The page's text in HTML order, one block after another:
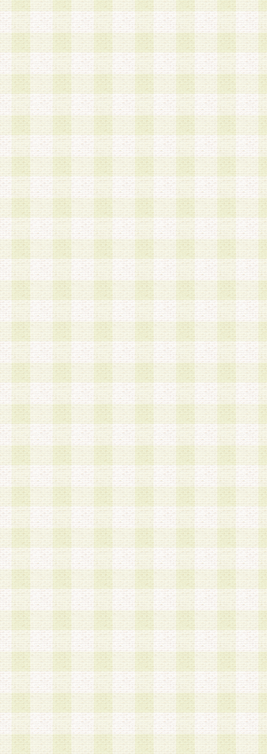
a.既に登録されている会員と同一のメールアドレ
録する場合
b.本サービスと同様のサービスを提供している企
業に従事していると思われる本人またはその家族
場合
c.その他当社が不適切と判断する場合
2.当社は、会員登録希望者を会員として承認する
した 場合、会員登録希望者による会員登録手続
による承認後の場合であっても、会員登録の取り
の抹消を、当社が適切と判 断する方法・手段に
とができるものとします。
3.会員登録希望者が18歳未満、成年被後見人、被
人 である場合は、親権者などの法定代理人の同
録を行うものとします。なお、義務教育学齢に該
者については、登録時に 当社が別途定める方法
権者による承認手続きを行うものとします。
第3条 会員の登録方法
1.会員登録手続きは、会員登録希望者本人が行う
る登録は一切認められないものとします。
2.会員登録希望者は、本規約に同意の後、当社指
画 面」において、当社が指定する必要事項を入
を行うものとします。当社は、会員登録を承認し
会員として本サービスを 受けるためのログイン
を付与します。
3.会員は、会員登録の際に申告する登録情報の全
いかなる虚偽の申告をも行ってはならないものと
4.会員は、複数のログインＩＤおよびパスワード
いものとします。
第4条 ログインIDおよびパスワードの管理
1.会員は、会員登録後、本サイト内にて本サービ
加する際には、前条に基づき当社から付与された
スワードを使用するものとします。
2.登録の際に当社が付与したログインIDおよびパ
の使用に関しては、全て会員本人がその責任を負
3.会員は、当社から付与されたログインIDおよび
貸与、名義変更、売買その他形態を問わず第三者
ならないものとします。
4.当社は、会員によるログインIDおよびパスワー
盗用など第三者の利用に伴う損害の発生について
き事由の有無、その他原因の如何を問わず、一切
のとします。
第5条 会員の登録情報